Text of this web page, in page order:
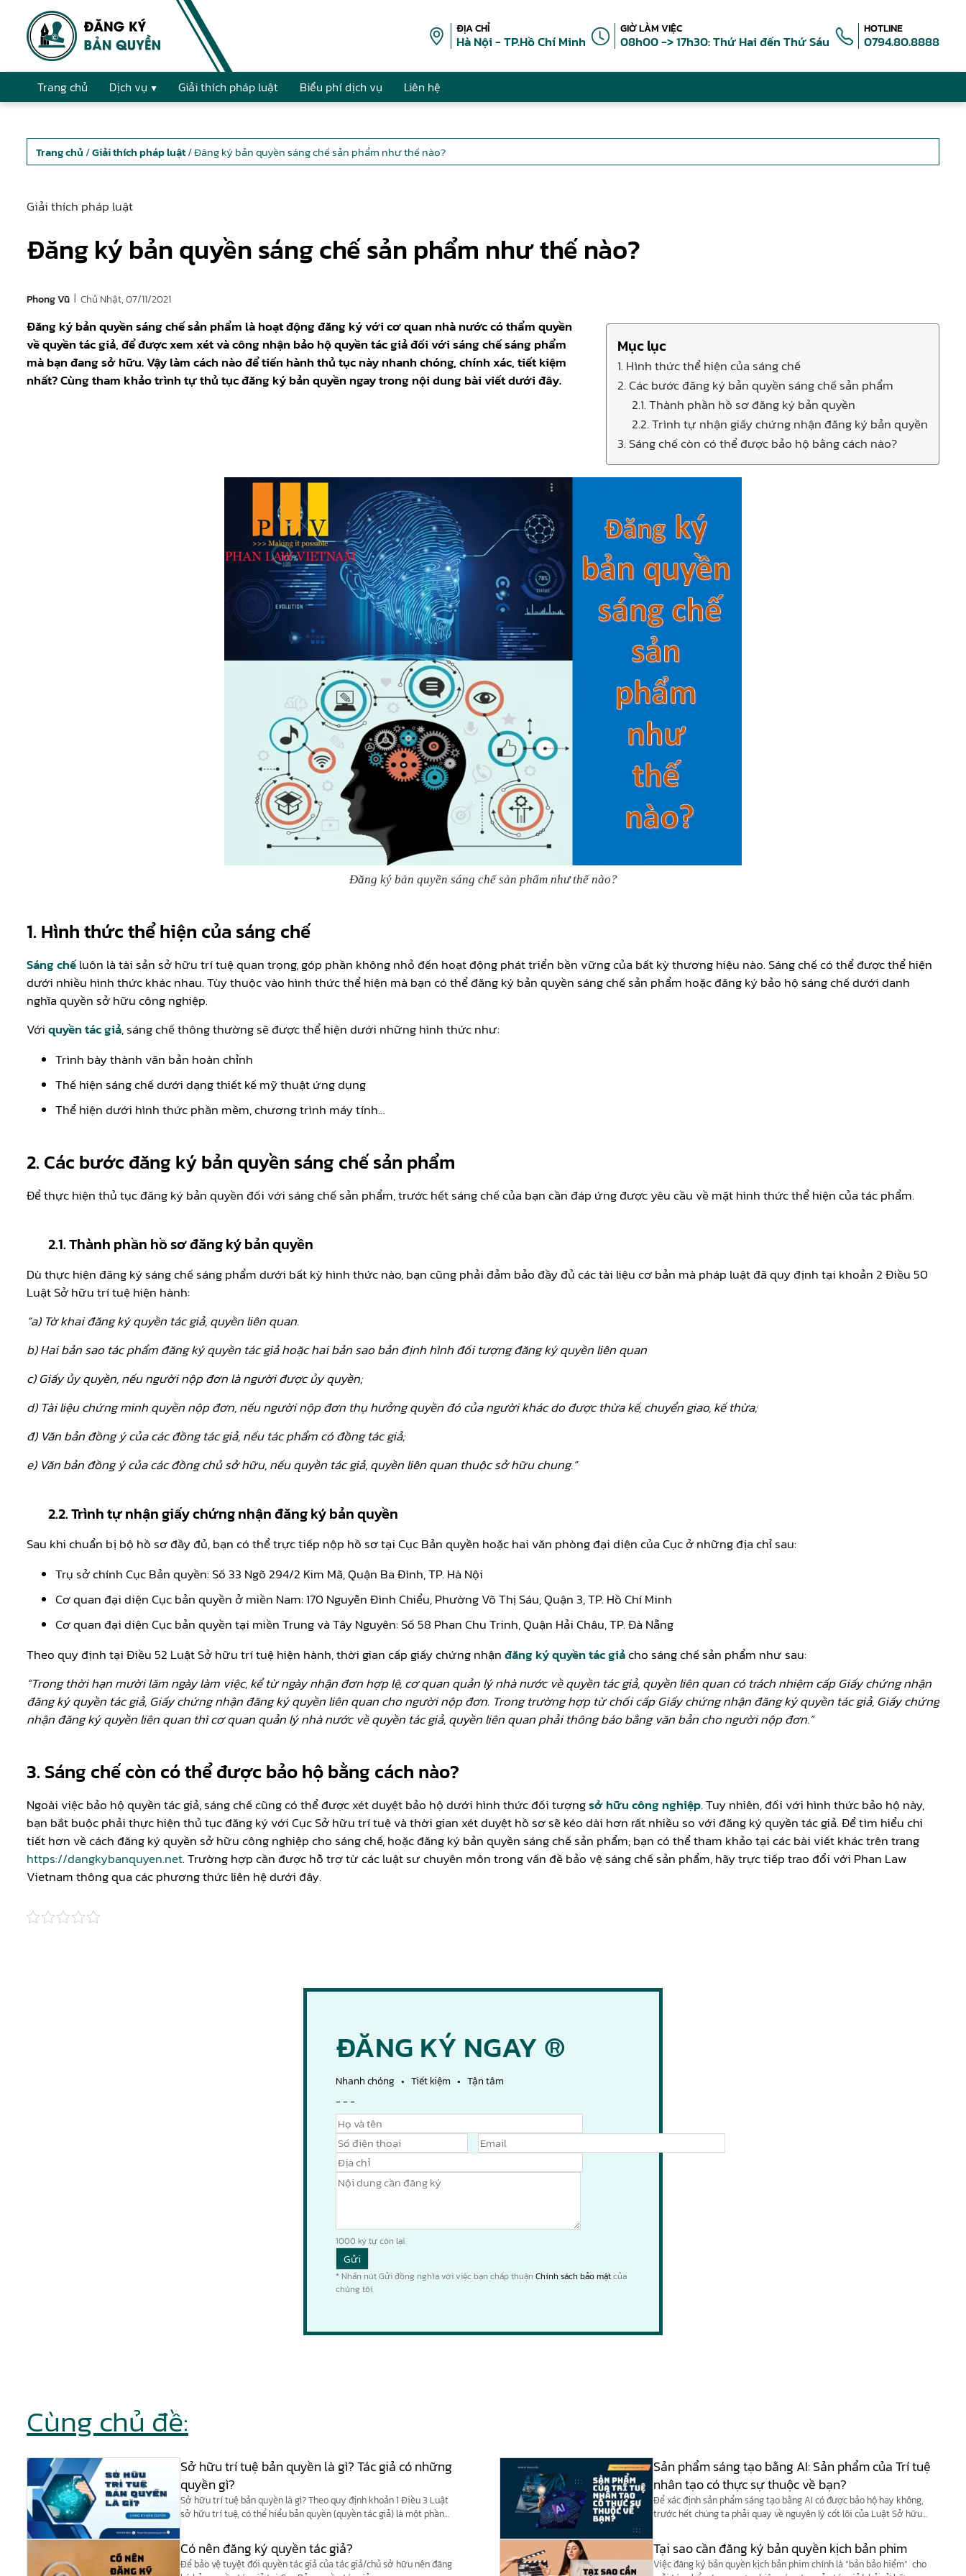
ĐỊA CHỈ
Hà Nội - TP.Hồ Chí Minh
GIỜ LÀM VIỆC
08h00 -> 17h30: Thứ Hai đến Thứ Sáu
HOTLINE
0794.80.8888
Trang chủ Dịch vụ Giải thích pháp luật Biểu phí dịch vụ Liên hệ
Trang chủ /Giải thích pháp luật/ Đăng ký bản quyền sáng chế sản phẩm như thế nào?
Giải thích pháp luật
Đăng ký bản quyền sáng chế sản phẩm như thế nào?
Phong Vũ | Chủ Nhật, 07/11/2021
Mục lục
1. Hình thức thể hiện của sáng chế
2. Các bước đăng ký bản quyền sáng chế sản phẩm
2.1. Thành phần hồ sơ đăng ký bản quyền
2.2. Trình tự nhận giấy chứng nhận đăng ký bản quyền
3. Sáng chế còn có thể được bảo hộ bằng cách nào?
Đăng ký bản quyền sáng chế sản phẩm là hoạt động đăng ký với cơ quan nhà nước có thẩm quyền
về quyền tác giả, để được xem xét và công nhận bảo hộ quyền tác giả đối với sáng chế sáng phẩm
mà bạn đang sở hữu. Vậy làm cách nào để tiến hành thủ tục này nhanh chóng, chính xác, tiết kiệm
nhất? Cùng tham khảo trình tự thủ tục đăng ký bản quyền ngay trong nội dung bài viết dưới đây.
Đăng ký bản quyền sáng chế sản phẩm như thế nào?
1. Hình thức thể hiện của sáng chế
Sáng chếluôn là tài sản sở hữu trí tuệ quan trọng, góp phần không nhỏ đến hoạt động phát triển bền vững của bất kỳ thương hiệu nào. Sáng chế có thể được thể hiện
dưới nhiều hình thức khác nhau. Tùy thuộc vào hình thức thể hiện mà bạn có thể đăng ký bản quyền sáng chế sản phẩm hoặc đăng ký bảo hộ sáng chế dưới danh
nghĩa quyền sở hữu công nghiệp.
Vớiquyền tác giả, sáng chế thông thường sẽ được thể hiện dưới những hình thức như:
Trình bày thành văn bản hoàn chỉnh
Thế hiện sáng chế dưới dạng thiết kế mỹ thuật ứng dụng
Thể hiện dưới hình thức phần mềm, chương trình máy tính…
2. Các bước đăng ký bản quyền sáng chế sản phẩm
Để thực hiện thủ tục đăng ký bản quyền đối với sáng chế sản phẩm, trước hết sáng chế của bạn cần đáp ứng được yêu cầu về mặt hình thức thể hiện của tác phẩm.
2.1. Thành phần hồ sơ đăng ký bản quyền
Dù thực hiện đăng ký sáng chế sáng phẩm dưới bất kỳ hình thức nào, bạn cũng phải đảm bảo đầy đủ các tài liệu cơ bản mà pháp luật đã quy định tại khoản 2 Điều 50
Luật Sở hữu trí tuệ hiện hành:
“a) Tờ khai đăng ký quyền tác giả, quyền liên quan.
b) Hai bản sao tác phẩm đăng ký quyền tác giả hoặc hai bản sao bản định hình đối tượng đăng ký quyền liên quan
c) Giấy ủy quyền, nếu người nộp đơn là người được ủy quyền;
d) Tài liệu chứng minh quyền nộp đơn, nếu người nộp đơn thụ hưởng quyền đó của người khác do được thừa kế, chuyển giao, kế thừa;
đ) Văn bản đồng ý của các đồng tác giả, nếu tác phẩm có đồng tác giả;
e) Văn bản đồng ý của các đồng chủ sở hữu, nếu quyền tác giả, quyền liên quan thuộc sở hữu chung.”
2.2. Trình tự nhận giấy chứng nhận đăng ký bản quyền
Sau khi chuẩn bị bộ hồ sơ đầy đủ, bạn có thể trực tiếp nộp hồ sơ tại Cục Bản quyền hoặc hai văn phòng đại diện của Cục ở những địa chỉ sau:
Trụ sở chính Cục Bản quyền: Số 33 Ngõ 294/2 Kim Mã, Quận Ba Đình, TP. Hà Nội
Cơ quan đại diện Cục bản quyền ở miền Nam: 170 Nguyễn Đình Chiểu, Phường Võ Thị Sáu, Quận 3, TP. Hồ Chí Minh
Cơ quan đại diện Cục bản quyền tại miền Trung và Tây Nguyên: Số 58 Phan Chu Trinh, Quận Hải Châu, TP. Đà Nẵng
Theo quy định tại Điều 52 Luật Sở hữu trí tuệ hiện hành, thời gian cấp giấy chứng nhậnđăng ký quyền tác giảcho sáng chế sản phẩm như sau:
“Trong thời hạn mười lăm ngày làm việc, kể từ ngày nhận đơn hợp lệ, cơ quan quản lý nhà nước về quyền tác giả, quyền liên quan có trách nhiệm cấp Giấy chứng nhận
đăng ký quyền tác giả, Giấy chứng nhận đăng ký quyền liên quan cho người nộp đơn. Trong trường hợp từ chối cấp Giấy chứng nhận đăng ký quyền tác giả, Giấy chứng
nhận đăng ký quyền liên quan thì cơ quan quản lý nhà nước về quyền tác giả, quyền liên quan phải thông báo bằng văn bản cho người nộp đơn.”
3. Sáng chế còn có thể được bảo hộ bằng cách nào?
Ngoài việc bảo hộ quyền tác giả, sáng chế cũng có thể được xét duyệt bảo hộ dưới hình thức đối tượngsở hữu công nghiệp. Tuy nhiên, đối với hình thức bảo hộ này,
bạn bắt buộc phải thực hiện thủ tục đăng ký với Cục Sở hữu trí tuệ và thời gian xét duyệt hồ sơ sẽ kéo dài hơn rất nhiều so với đăng ký quyền tác giả. Để tìm hiểu chi
tiết hơn về cách đăng ký quyền sở hữu công nghiệp cho sáng chế, hoặc đăng ký bản quyền sáng chế sản phẩm; bạn có thể tham khảo tại các bài viết khác trên trang
https://dangkybanquyen.net. Trường hợp cần được hỗ trợ từ các luật sư chuyên môn trong vấn đề bảo vệ sáng chế sản phẩm, hãy trực tiếp trao đổi với Phan Law
Vietnam thông qua các phương thức liên hệ dưới đây.
ĐĂNG KÝ NGAY ®
Nhanh chóng • Tiết kiệm • Tận tâm
- - -
1000 ký tự còn lại.
* Nhấn nút Gửi đồng nghĩa với việc bạn chấp thuận Chính sách bảo mậtcủa
chúng tôi.
Cùng chủ đề:
Sở hữu trí tuệ bản quyền là gì? Tác giả có những
quyền gì?
Sở hữu trí tuệ bản quyền là gì? Theo quy định khoản 1 Điều 3 Luật
sở hữu trí tuệ, có thể hiểu bản quyền (quyền tác giả) là một phần
Sản phẩm sáng tạo bằng AI: Sản phẩm của Trí tuệ
nhân tạo có thực sự thuộc về bạn?
Để xác định sản phẩm sáng tạo bằng AI có được bảo hộ hay không,
trước hết chúng ta phải quay về nguyên lý cốt lõi của Luật Sở hữu
Có nên đăng ký quyền tác giả?
Để bảo vệ tuyệt đối quyền tác giả của tác giả/chủ sở hữu nên đăng
Tại sao cần đăng ký bản quyền kịch bản phim
Việc đăng ký bản quyền kịch bản phim chính là “bản bảo hiểm” cho